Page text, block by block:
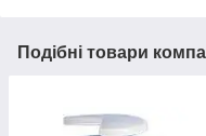
Подібні товари